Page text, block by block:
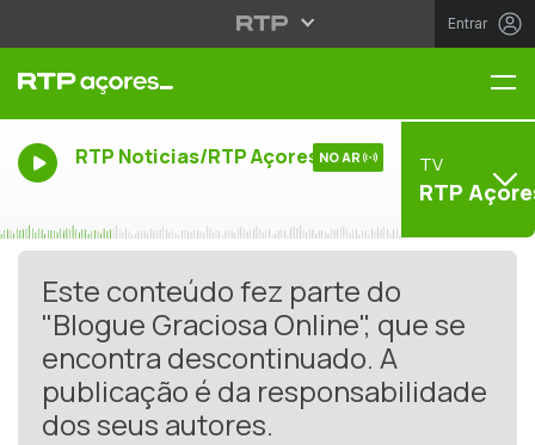
Entrar
RTP Noticias/RTP Açores NO AR TV
RTP
Este conteúdo fez parte do
"Blogue Graciosa Online", que se
encontra descontinuado. A
publicação é da responsabilidade
dos seus autores.